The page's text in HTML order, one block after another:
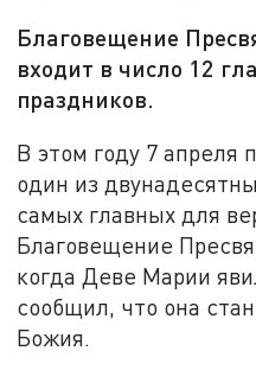
Благовещение
входит в число 12
праздников.
В этом году 7 апреля
один из
самых главных для
Благовещение
когда Деве Марии
сообщил, что она
Божия.